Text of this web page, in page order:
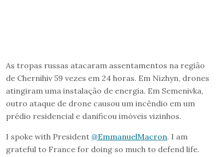
As tropas russas atacaram assentamentos na região
de Chernihiv 59 vezes em 24 horas. Em Nizhyn, drones
atingiram uma instalação de energia. Em Semenivka,
outro ataque de drone causou um incêndio em um
prédio residencial e danificou imóveis vizinhos.
I spoke with President @EmmanuelMacron. I am
grateful to France for doing so much to defend life.